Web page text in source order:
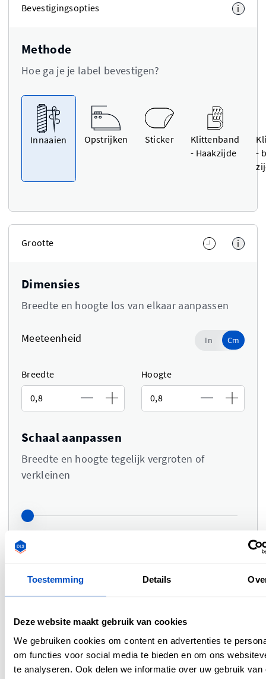
Toestemming Details
Deze website maakt gebruik van cookies
We gebruiken cookies om content en advertenties te
om functies voor social media te bieden en om ons
te analyseren. Ook delen we informatie over uw gebruik van
Bevestigingsopties i
Methode
Hoe ga je je label bevestigen?
Innaaien Opstrijken Sticker
Klittenband
- Haakzijde
-
Grootte i
Dimensies
Breedte en hoogte los van elkaar aanpassen
Meeteenheid In Cm
Use setting
Cm
Breedte Hoogte
Schaal aanpassen
Breedte en hoogte tegelijk vergroten of
verkleinen
Typ je opmerkingen of instructies hier